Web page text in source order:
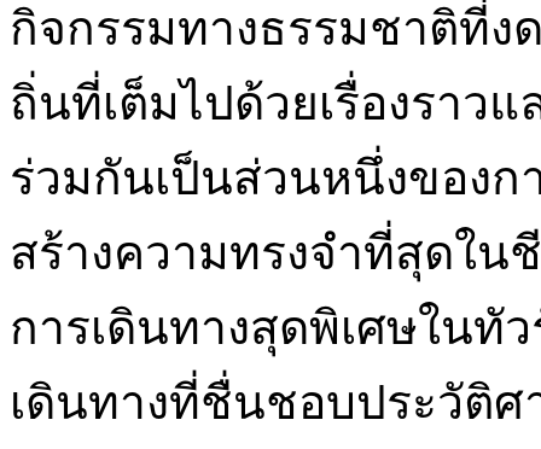
กิจกรรมทางธรรมชาติที่
ถิ่นที่เต็มไปด้วยเรื่องราว
ร่วมกันเป็นส่วนหนึ่งของ
สร้างความทรงจำที่สุดใ
การเดินทางสุดพิเศษในทั
เดินทางที่ชื่นชอบประวัติ